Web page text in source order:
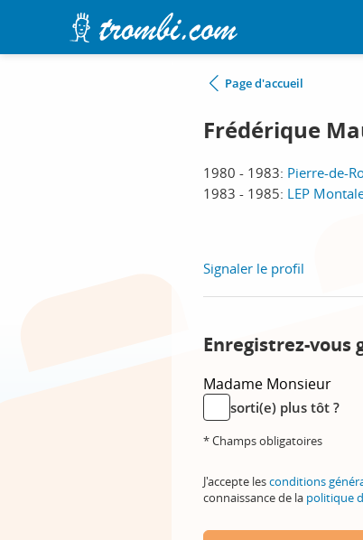
Page d'accueil
Frédérique
1980 - 1983: Pierre-de-
1983 - 1985: LEP
Signaler le profil
Enregistrez-
Madame Monsieur
sorti(e) plus tôt ?
* Champs obligatoires
J'accepte lesconditions
connaissance de la politique